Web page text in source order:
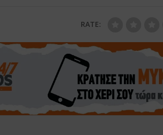
RATE: